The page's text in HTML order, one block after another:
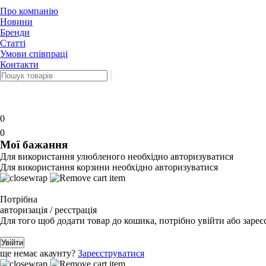
Про компанію
Новини
Бренди
Статті
Умови співпраці
Контакти
0
0
Мої бажання
Для використання улюбленого необхідно авторизуватися
Для використання корзини необхідно авторизуватися
Потрібна
авторизація / реєстрація
Для того щоб додати товар до кошика, потрібно увійти або
Увійти
ще немає акаунту? Зареєструватися